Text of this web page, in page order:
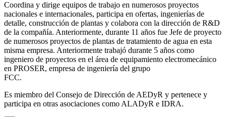
Coordina y dirige equipos de trabajo en numerosos proyectos
nacionales e internacionales, participa en ofertas, ingenierías de
detalle, construcción de plantas y colabora con la dirección de R&D
de la compañía. Anteriormente, durante 11 años fue Jefe de proyecto
de numerosos proyectos de plantas de tratamiento de agua en esta
misma empresa. Anteriormente trabajó durante 5 años como
ingeniero de proyectos en el área de equipamiento electromecánico
en PROSER, empresa de ingeniería del grupo
FCC.
Es miembro del Consejo de Dirección de AEDyR y pertenece y
participa en otras asociaciones como ALADyR e IDRA.